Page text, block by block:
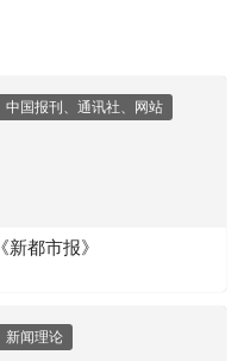
中国报刊、通讯社、网站
《新都市报》
新闻理论